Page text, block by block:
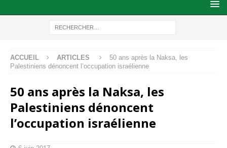
ACCUEIL ARTICLES
50 ans après la Naksa, les
Palestiniens dénoncent l’occupation israélienne
50 ans après la Naksa, les
Palestiniens dénoncent
l’occupation israélienne